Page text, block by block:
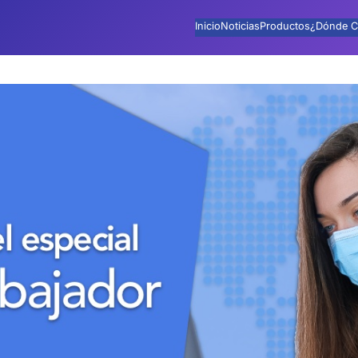
InicioNoticiasProductos¿Dónde